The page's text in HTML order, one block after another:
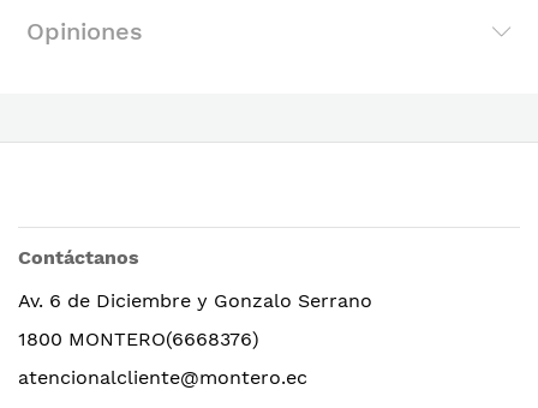
Opiniones
Contáctanos
Av. 6 de Diciembre y Gonzalo Serrano
1800 MONTERO(6668376)
atencionalcliente@montero.ec